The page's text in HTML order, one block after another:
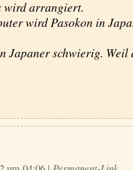
wird arrangiert.
wird Pasokon in
Japaner schwierig. Weil